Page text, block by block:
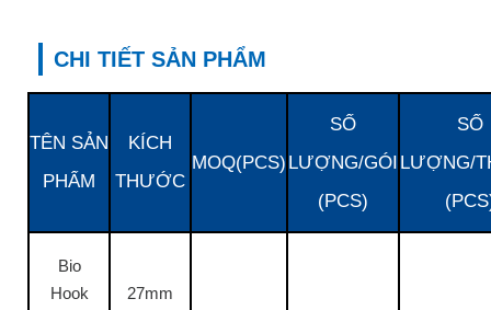
CHI TIẾT SẢN PHẨM
TÊN SẢN
PHẨM
KÍCH
THƯỚC
MOQ(PCS)
SỐ
LƯỢNG/GÓI
(PCS)
SỐ
LƯỢNG/
Bio
Hook
27mm